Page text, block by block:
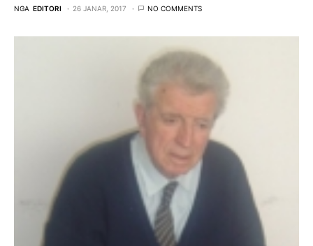
NGA EDITORI 26 JANAR, 2017 NO COMMENTS